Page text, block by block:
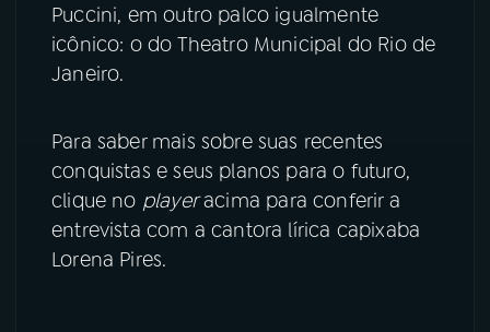
TikTok
Puccini, em outro palco igualmente
icônico: o do Theatro Municipal do Rio de
Janeiro.
Para saber mais sobre suas recentes
conquistas e seus planos para o futuro,
clique no playeracima para conferir a
entrevista com a cantora lírica capixaba
Lorena Pires.